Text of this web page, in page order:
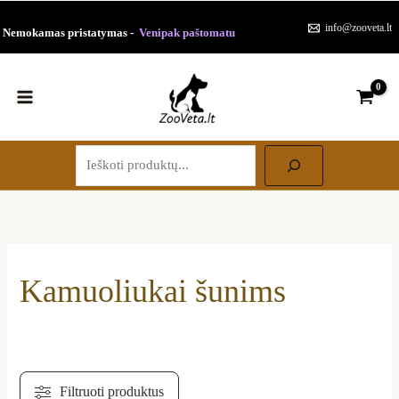
prie
Nemokamas pristatymas - Venipak paštomatu info@zooveta.lt
Kamuoliukai šunims
pagal